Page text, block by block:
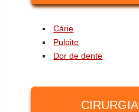
Cárie
Pulpite
Dor de dente
CIRURGIA